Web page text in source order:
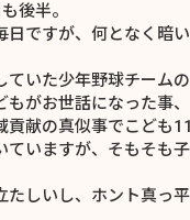
後半。
日ですが、何となく暗
ていた少年野球チーム
もがお世話になった事
貢献の真似事でこども
ていますが、そもそも
しいし、ホント真っ平